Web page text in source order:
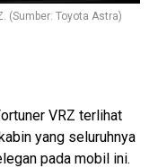
(Sumber: Toyota Astra)
VRZ terlihat
yang seluruhnya
pada mobil ini.